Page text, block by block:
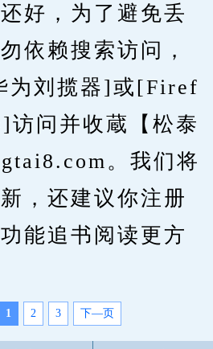
好，为了避免丢
依赖搜索访问，
为刘揽器]或[Firef
访问并收蔵【松泰
。我们将
，还建议你注册
能追书阅读更方
1 2 3 下—页